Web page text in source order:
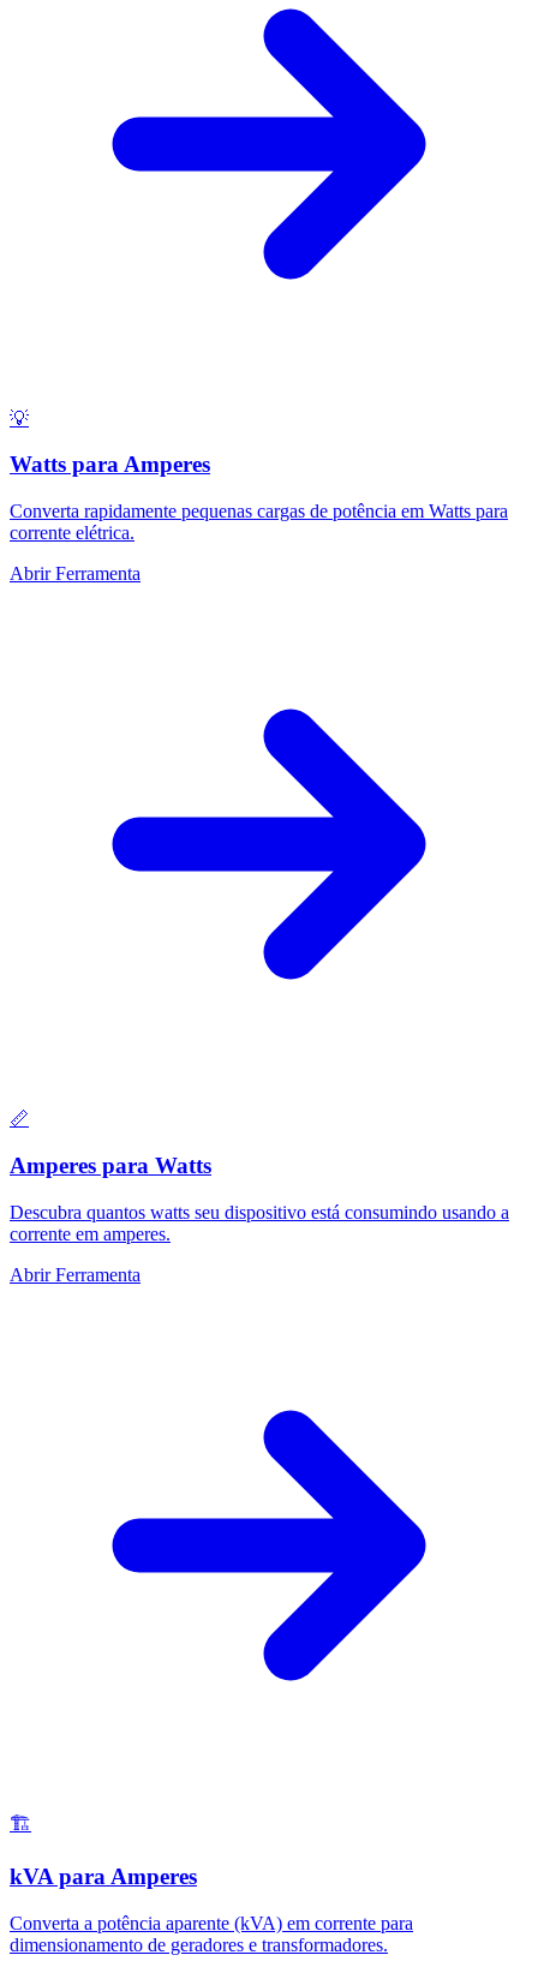
💡
Watts para Amperes
Converta rapidamente pequenas cargas de potência em Watts para
corrente elétrica.
Abrir Ferramenta
📏
Amperes para Watts
Descubra quantos watts seu dispositivo está consumindo usando a
corrente em amperes.
Abrir Ferramenta
🏗️
kVA para Amperes
Converta a potência aparente (kVA) em corrente para
dimensionamento de geradores e transformadores.